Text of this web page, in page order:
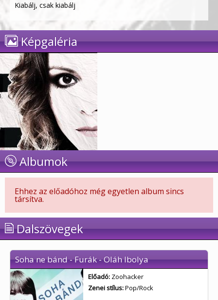
Kiabálj, csak kiabálj
Képgaléria
Albumok
Ehhez az előadóhoz még egyetlen album sincs
társítva.
Dalszövegek
Soha ne bánd - Furák - Oláh Ibolya
Előadó: Zoohacker
Zenei stílus:Pop/Rock